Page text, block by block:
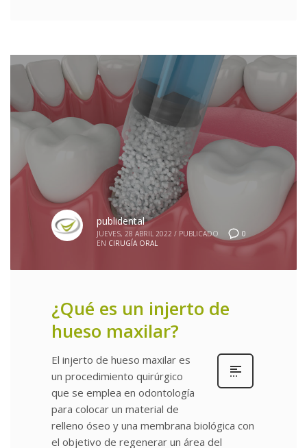
0
publidental
JUEVES, 28 ABRIL 2022 / PUBLICADO
EN CIRUGÍA ORAL
¿Qué es un injerto de
hueso maxilar?
El injerto de hueso maxilar es
un procedimiento quirúrgico
que se emplea en odontología
para colocar un material de
relleno óseo y una membrana biológica con
el objetivo de regenerar un área del